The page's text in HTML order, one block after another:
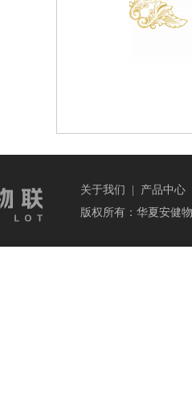
关于我们 产品中心
版权所有：华夏安健